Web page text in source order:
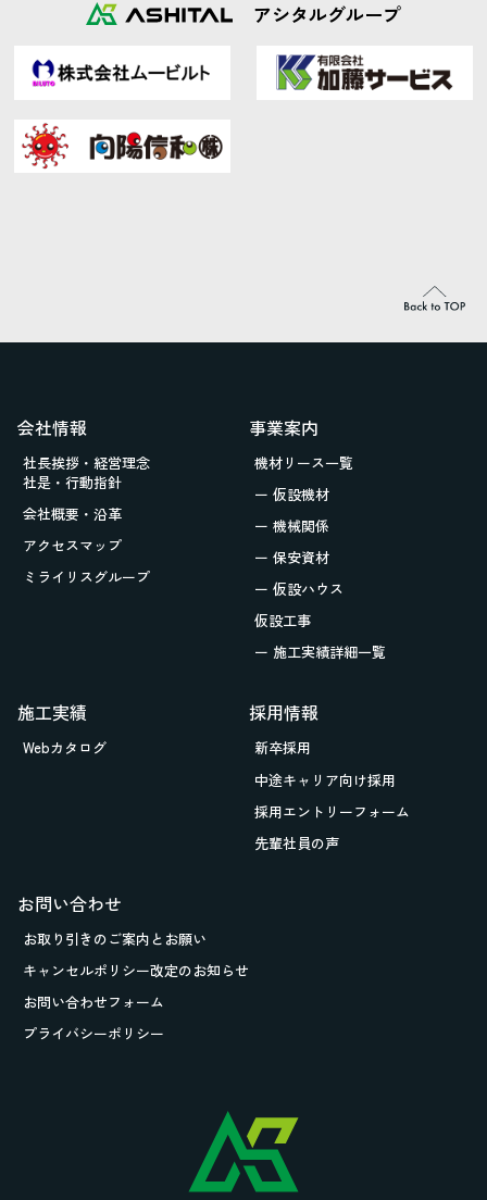
アシタルグループ
会社情報
社長挨拶・経営理念
社是・行動指針
会社概要・沿革
アクセスマップ
ミライリスグループ
事業案内
機材リース一覧
ー 仮設機材
ー 機械関係
ー 保安資材
ー 仮設ハウス
仮設工事
ー 施工実績詳細一覧
施工実績
Webカタログ
採用情報
新卒採用
中途キャリア向け採用
採用エントリーフォーム
先輩社員の声
お問い合わせ
お取り引きのご案内とお願い
キャンセルポリシー改定のお知らせ
お問い合わせフォーム
プライバシーポリシー